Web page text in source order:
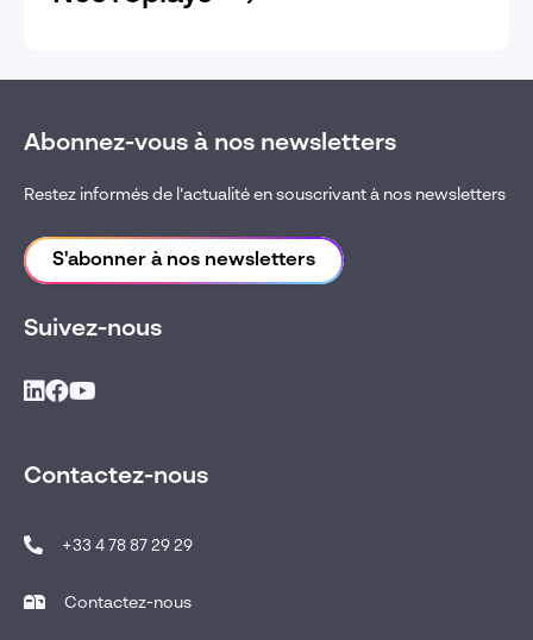
Abonnez-vous à nos newsletters
Restez informés de l’actualité en souscrivant à nos newsletters
S'abonner à nos newsletters
Suivez-nous
Contactez-nous
+33 4 78 87 29 29
Contactez-nous